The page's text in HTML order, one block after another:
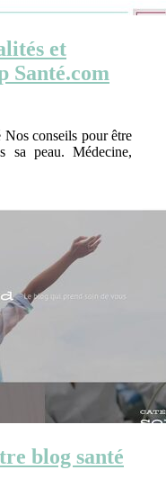
et
Santé.com
conseils pour être
sa peau. Médecine,
blog santé